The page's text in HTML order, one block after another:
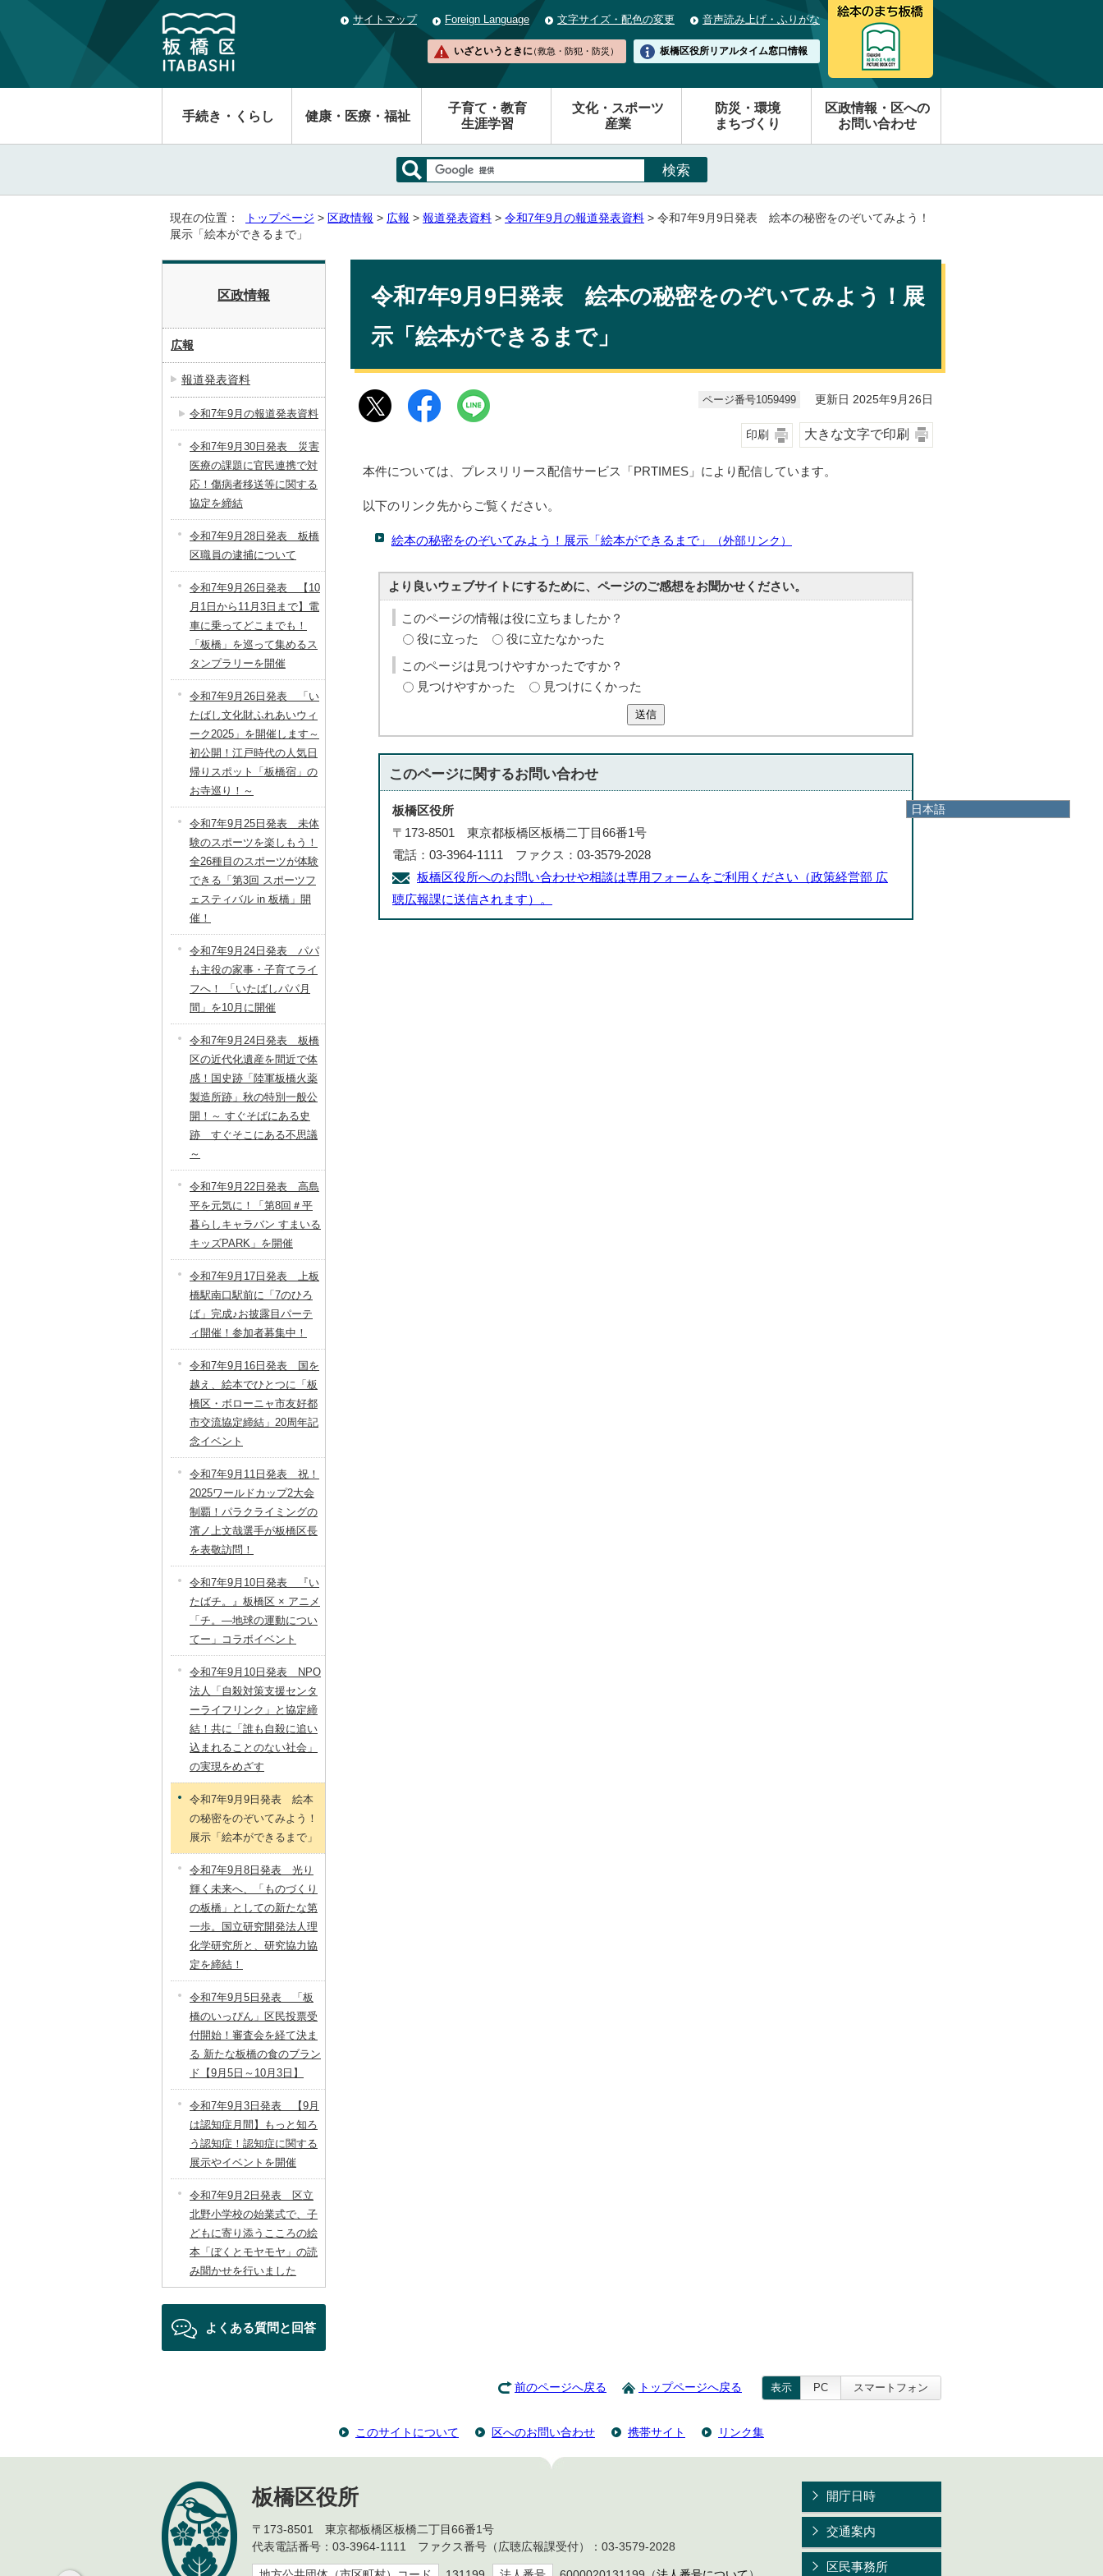
サイトマップ Foreign Language 文字サイズ・配色の変更 音声読み上げ・ふりがな
いざというときに（救急・防犯・防災） 板橋区役所リアルタイム窓口情報
日本語
手続き・くらし 健康・医療・福祉
子育て・教育
生涯学習
文化・スポーツ
産業
防災・環境
まちづくり
区政情報・区への
お問い合わせ
現在の位置： トップページ > 区政情報 > 広報 > 報道発表資料 > 令和7年9月の報道発表資料 > 令和7年9月9日発表 絵本の秘密をのぞいてみよう！
展示「絵本ができるまで」
令和7年9月9日発表 絵本の秘密をのぞいてみよう！展
示「絵本ができるまで」
ページ番号1059499 更新日 2025年9月26日
印刷 大きな文字で印刷
本件については、プレスリリース配信サービス「PRTIMES」により配信しています。
以下のリンク先からご覧ください。
絵本の秘密をのぞいてみよう！展示「絵本ができるまで」 （外部リンク）
より良いウェブサイトにするために、ページのご感想をお聞かせください。
このページの情報は役に立ちましたか？
役に立った
役に立たなかった
このページは見つけやすかったですか？
見つけやすかった
見つけにくかった
送信
このページに関するお問い合わせ
板橋区役所
〒173-8501 東京都板橋区板橋二丁目66番1号
電話：03-3964-1111 ファクス：03-3579-2028
板橋区役所へのお問い合わせや相談は専用フォームをご利用ください（政策経営部 広
聴広報課に送信されます）。
区政情報
広報
報道発表資料
令和7年9月の報道発表資料
令和7年9月30日発表 災害
医療の課題に官民連携で対
応！傷病者移送等に関する
協定を締結
令和7年9月28日発表 板橋
区職員の逮捕について
令和7年9月26日発表 【10
月1日から11月3日まで】電
車に乗ってどこまでも！
「板橋」を巡って集めるス
タンプラリーを開催
令和7年9月26日発表 「い
たばし文化財ふれあいウィ
ーク2025」を開催します～
初公開！江戸時代の人気日
帰りスポット「板橋宿」の
お寺巡り！～
令和7年9月25日発表 未体
験のスポーツを楽しもう！
全26種目のスポーツが体験
できる「第3回 スポーツフ
ェスティバル in 板橋」開
催！
令和7年9月24日発表 パパ
も主役の家事・子育てライ
フへ！ 「いたばしパパ月
間」を10月に開催
令和7年9月24日発表 板橋
区の近代化遺産を間近で体
感！国史跡「陸軍板橋火薬
製造所跡」秋の特別一般公
開！～ すぐそばにある史
跡 すぐそこにある不思議
～
令和7年9月22日発表 高島
平を元気に！「第8回＃平
暮らしキャラバン すまいる
キッズPARK」を開催
令和7年9月17日発表 上板
橋駅南口駅前に「7のひろ
ば」完成♪お披露目パーテ
ィ開催！参加者募集中！
令和7年9月16日発表 国を
越え、絵本でひとつに「板
橋区・ボローニャ市友好都
市交流協定締結」20周年記
念イベント
令和7年9月11日発表 祝！
2025ワールドカップ2大会
制覇！パラクライミングの
濱ノ上文哉選手が板橋区長
を表敬訪問！
令和7年9月10日発表 『い
たばチ。』板橋区 × アニメ
「チ。―地球の運動につい
てー」コラボイベント
令和7年9月10日発表 NPO
法人「自殺対策支援センタ
ーライフリンク」と協定締
結！共に「誰も自殺に追い
込まれることのない社会」
の実現をめざす
令和7年9月9日発表 絵本
の秘密をのぞいてみよう！
展示「絵本ができるまで」
令和7年9月8日発表 光り
輝く未来へ、「ものづくり
の板橋」としての新たな第
一歩。国立研究開発法人理
化学研究所と、研究協力協
定を締結！
令和7年9月5日発表 「板
橋のいっぴん」区民投票受
付開始！審査会を経て決ま
る 新たな板橋の食のブラン
ド【9月5日～10月3日】
令和7年9月3日発表 【9月
は認知症月間】もっと知ろ
う認知症！認知症に関する
展示やイベントを開催
令和7年9月2日発表 区立
北野小学校の始業式で、子
どもに寄り添うこころの絵
本「ぼくとモヤモヤ」の読
み聞かせを行いました
よくある質問と回答
前のページへ戻る トップページへ戻る 表示 PC スマートフォン
このサイトについて 区へのお問い合わせ 携帯サイト リンク集
板橋区役所
〒173-8501 東京都板橋区板橋二丁目66番1号
代表電話番号：03-3964-1111 ファクス番号（広聴広報課受付）：03-3579-2028
開庁日時
交通案内
区民事務所